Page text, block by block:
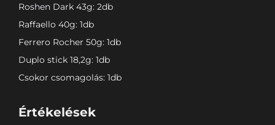
Roshen Dark 43g: 2db
Raffaello 40g: 1db
Ferrero Rocher 50g: 1db
Duplo stick 18,2g: 1db
Csokor csomagolás: 1db
Értékelések